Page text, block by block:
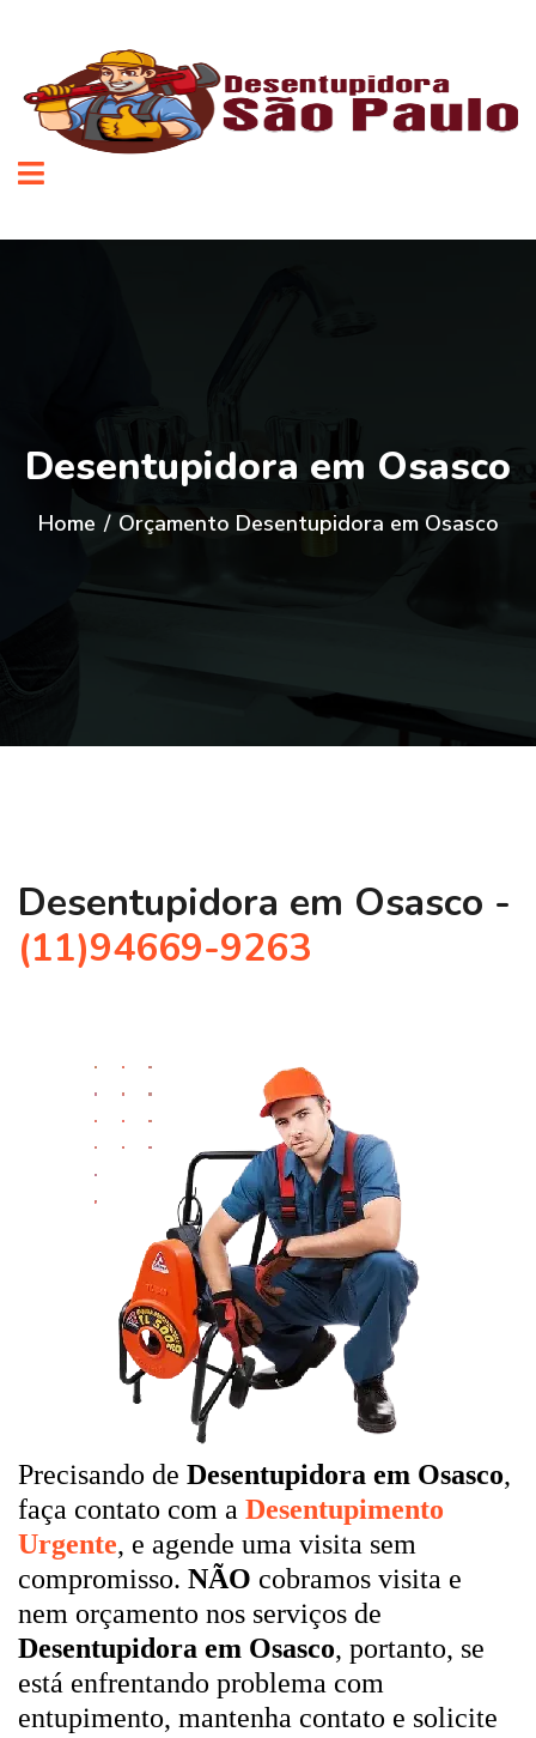
Desentupidora em Osasco
Home / Orçamento Desentupidora em Osasco
Desentupidora em Osasco -
(11)94669-9263
Precisando de Desentupidora em Osasco,
faça contato com a Desentupimento
Urgente, e agende uma visita sem
compromisso. NÃO cobramos visita e
nem orçamento nos serviços de
Desentupidora em Osasco, portanto, se
está enfrentando problema com
entupimento, mantenha contato e solicite